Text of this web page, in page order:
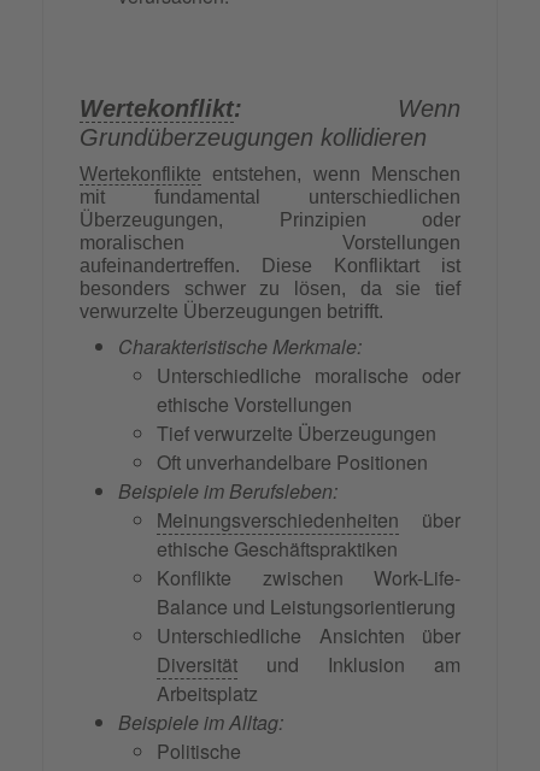
Wertekonflikt: Wenn
Grundüberzeugungen kollidieren
Wertekonflikte entstehen, wenn Menschen
mit fundamental unterschiedlichen
Überzeugungen, Prinzipien oder
moralischen Vorstellungen
aufeinandertreffen. Diese Konfliktart ist
besonders schwer zu lösen, da sie tief
verwurzelte Überzeugungen betrifft.
Charakteristische Merkmale:
Unterschiedliche moralische oder
ethische Vorstellungen
Tief verwurzelte Überzeugungen
Oft unverhandelbare Positionen
Beispiele im Berufsleben:
Meinungsverschiedenheiten über
ethische Geschäftspraktiken
Konflikte zwischen Work-Life-
Balance und Leistungsorientierung
Unterschiedliche Ansichten über
Diversität und Inklusion am
Arbeitsplatz
Beispiele im Alltag:
Politische